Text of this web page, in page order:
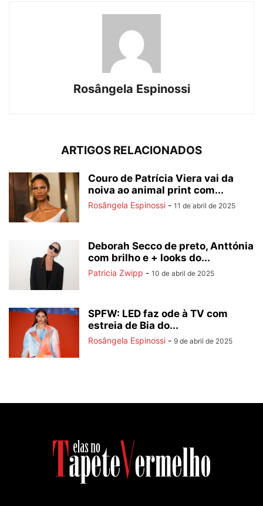
Rosângela Espinossi
ARTIGOS RELACIONADOS
Couro de Patrícia Viera vai da
noiva ao animal print com...
Rosângela Espinossi - 11 de abril de 2025
Deborah Secco de preto, Anttónia
com brilho e + looks do...
Patricia Zwipp - 10 de abril de 2025
SPFW: LED faz ode à TV com
estreia de Bia do...
Rosângela Espinossi - 9 de abril de 2025